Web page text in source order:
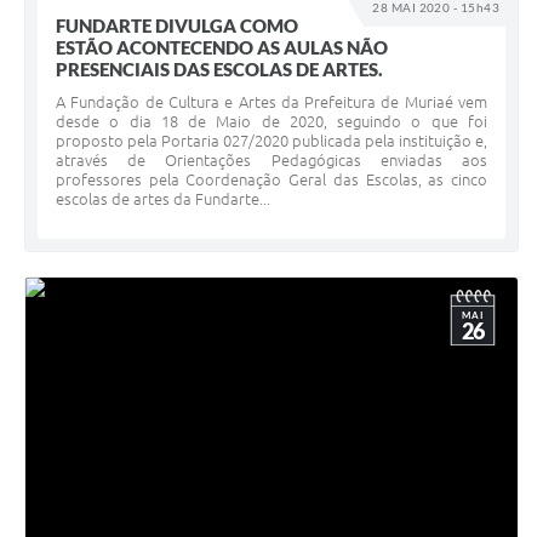
28 MAI 2020 - 15h43
FUNDARTE DIVULGA COMO
ESTÃO ACONTECENDO AS AULAS NÃO
PRESENCIAIS DAS ESCOLAS DE ARTES.
A Fundação de Cultura e Artes da Prefeitura de Muriaé vem
desde o dia 18 de Maio de 2020, seguindo o que foi
proposto pela Portaria 027/2020 publicada pela instituição e,
através de Orientações Pedagógicas enviadas aos
professores pela Coordenação Geral das Escolas, as cinco
escolas de artes da Fundarte...
MAI
26